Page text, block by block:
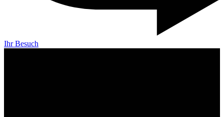
Ihr Besuch